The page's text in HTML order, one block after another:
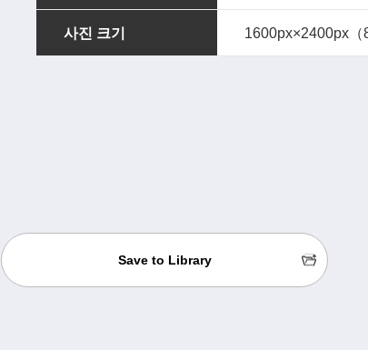
사진 크기 1600px×2400px（
Save to Library